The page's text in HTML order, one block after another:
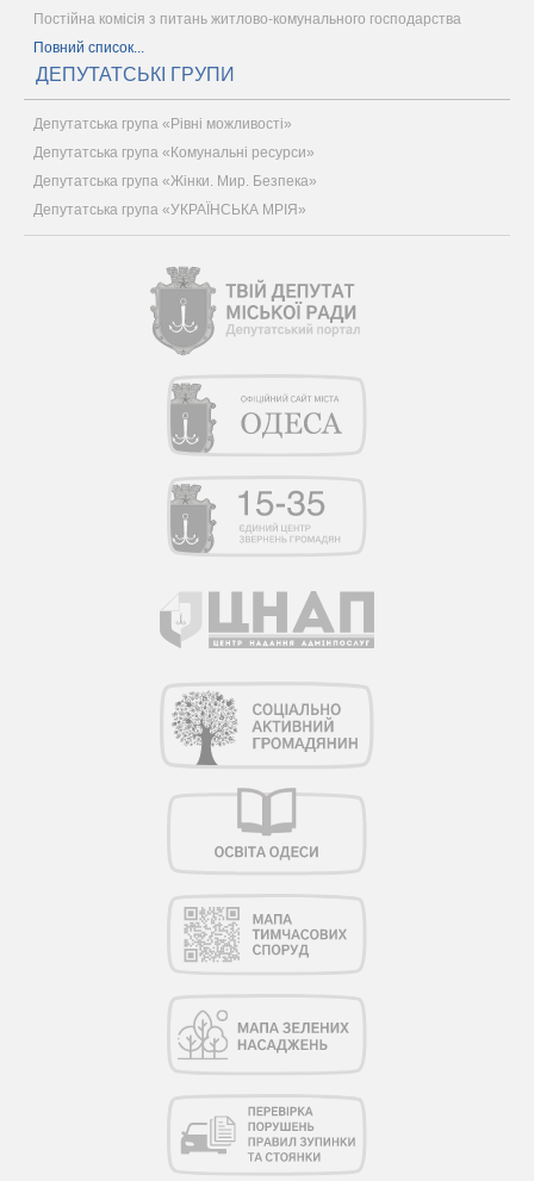
Постійна комісія з питань житлово-комунального господарства
Повний список...
ДЕПУТАТСЬКІ ГРУПИ
Депутатська група «Рівні можливості»
Депутатська група «Комунальні ресурси»
Депутатська група «Жінки. Мир. Безпека»
Депутатська група «УКРАЇНСЬКА МРІЯ»